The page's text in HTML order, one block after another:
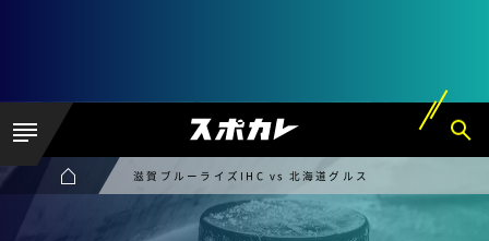
滋賀ブルーライズIHC vs 北海道グルス